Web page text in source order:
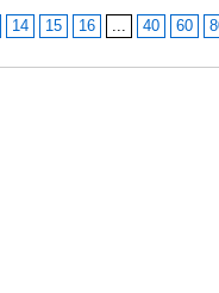
14 15 16 ... 40 60